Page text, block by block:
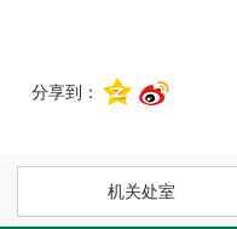
分享到：
机关处室